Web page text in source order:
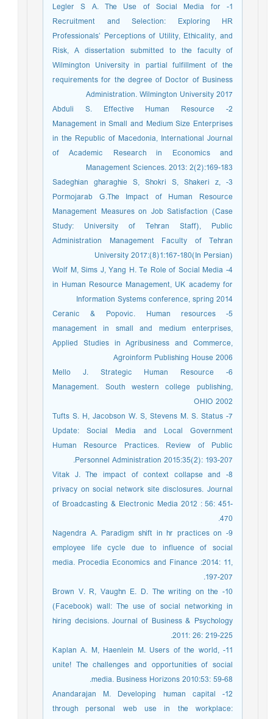
1- Legler S A. The Use of Social Media for
Recruitment and Selection: Exploring HR
Professionals’ Perceptions of Utility, Ethicality, and
Risk, A dissertation submitted to the faculty of
Wilmington University in partial fulfillment of the
requirements for the degree of Doctor of Business
Administration. Wilmington University 2017
2- Abduli S. Effective Human Resource
Management in Small and Medium Size Enterprises
in the Republic of Macedonia, International Journal
of Academic Research in Economics and
Management Sciences. 2013: 2(2):169-183
3- Sadeghian gharaghie S, Shokri S, Shakeri z,
Pormojarab G.The Impact of Human Resource
Management Measures on Job Satisfaction (Case
Study: University of Tehran Staff), Public
Administration Management Faculty of Tehran
University 2017:(8)1:167-180(In Persian)
4- Wolf M, Sims J, Yang H. Te Role of Social Media
in Human Resource Management, UK academy for
Information Systems conference, spring 2014
5- Ceranic & Popovic. Human resources
management in small and medium enterprises,
Applied Studies in Agribusiness and Commerce,
Agroinform Publishing House 2006
6- Mello J. Strategic Human Resource
Management. South western college publishing,
OHIO 2002
7- Tufts S. H, Jacobson W. S, Stevens M. S. Status
Update: Social Media and Local Government
Human Resource Practices. Review of Public
Personnel Administration 2015:35(2): 193-207.
8- Vitak J. The impact of context collapse and
privacy on social network site disclosures. Journal
of Broadcasting & Electronic Media 2012 : 56: 451-
470.
9- Nagendra A. Paradigm shift in hr practices on
employee life cycle due to influence of social
media. Procedia Economics and Finance :2014: 11,
197-207.
10- Brown V. R, Vaughn E. D. The writing on the
(Facebook) wall: The use of social networking in
hiring decisions. Journal of Business & Psychology
2011: 26: 219-225.
11- Kaplan A. M, Haenlein M. Users of the world,
unite! The challenges and opportunities of social
media. Business Horizons 2010:53: 59-68.
12- Anandarajan M. Developing human capital
through personal web use in the workplace: